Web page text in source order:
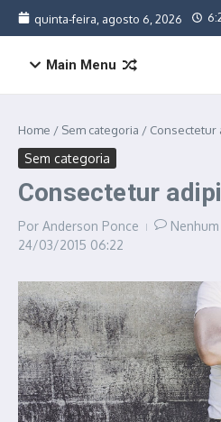
Ir para o conteúdo
quinta-feira, agosto 6, 2026
Main Menu
Home / Sem categoria / Consectetur
Sem categoria
Consectetur
Por Anderson Ponce
24/03/2015 06:22